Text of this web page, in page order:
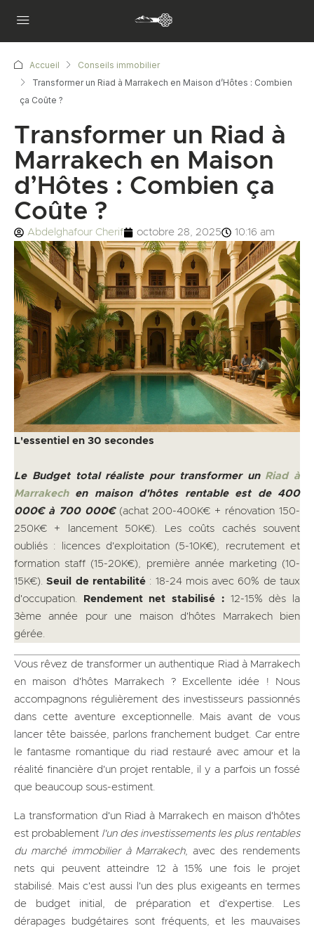
Accueil
Conseils immobilier
Transformer un Riad à Marrakech en Maison d’Hôtes : Combien
ça Coûte ?
Transformer un Riad à
Marrakech en Maison
d’Hôtes : Combien ça
Coûte ?
Abdelghafour Cherif octobre 28, 2025 10:16 am
L'essentiel en 30 secondes
Le Budget total réaliste pour transformer un Riad à
Marrakechen maison d'hôtes rentable est de 400
000€ à 700 000€(achat 200-400K€ + rénovation 150-
250K€ + lancement 50K€). Les coûts cachés souvent
oubliés : licences d'exploitation (5-10K€), recrutement et
formation staff (15-20K€), première année marketing (10-
15K€).Seuil de rentabilité: 18-24 mois avec 60% de taux
d'occupation.
Rendement net stabilisé :12-15% dès la
3ème année pour une maison d'hôtes Marrakech bien
gérée.
Vous rêvez de transformer un authentique Riad à Marrakech
en maison d'hôtes Marrakech ? Excellente idée ! Nous
accompagnons régulièrement des investisseurs passionnés
dans cette aventure exceptionnelle. Mais avant de vous
lancer tête baissée, parlons franchement budget. Car entre
le fantasme romantique du riad restauré avec amour et la
réalité financière d'un projet rentable, il y a parfois un fossé
que beaucoup sous-estiment.
La transformation d'un Riad à Marrakech en maison d'hôtes
est probablement l'un des investissements les plus rentables
du marché immobilier à Marrakech, avec des rendements
nets qui peuvent atteindre 12 à 15% une fois le projet
stabilisé. Mais c'est aussi l'un des plus exigeants en termes
de budget initial, de préparation et d'expertise. Les
dérapages budgétaires sont fréquents, et les mauvaises